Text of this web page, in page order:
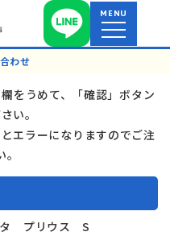
MENU
わせ
をうめて、「確認」ボタン
い。
エラーになりますのでご注
タ プリウス S